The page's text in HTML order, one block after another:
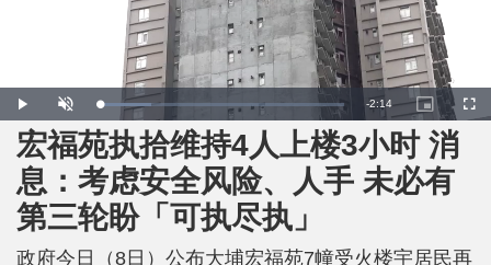
P
l
a
y
U
n
m
u
t
L
o
a
d
e
d
:
2
1
.
6
3
R
e
m
-2:14
P
i
u
e
-
c
t
F
u
宏福苑执拾维持4人上楼3小时 消
息：考虑安全风险、人手 未必有
第三轮盼「可执尽执」
政府今日（8日）公布大埔宏福苑7幢受火楼宇居民再